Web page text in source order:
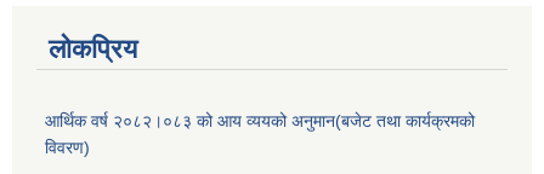
लोकप्रिय
आर्थिक वर्ष २०८२।०८३ को आय व्ययको अनुमान(बजेट तथा कार्यक्रमको
विवरण)